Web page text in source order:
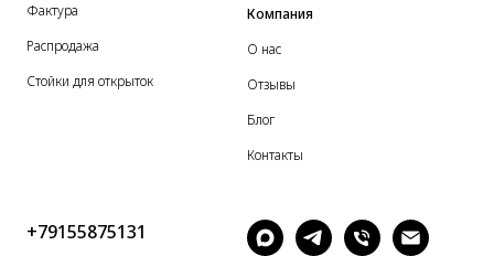
Фактура
Распродажа
Стойки для открыток
Компания
О нас
Отзывы
Блог
Контакты
+79155875131